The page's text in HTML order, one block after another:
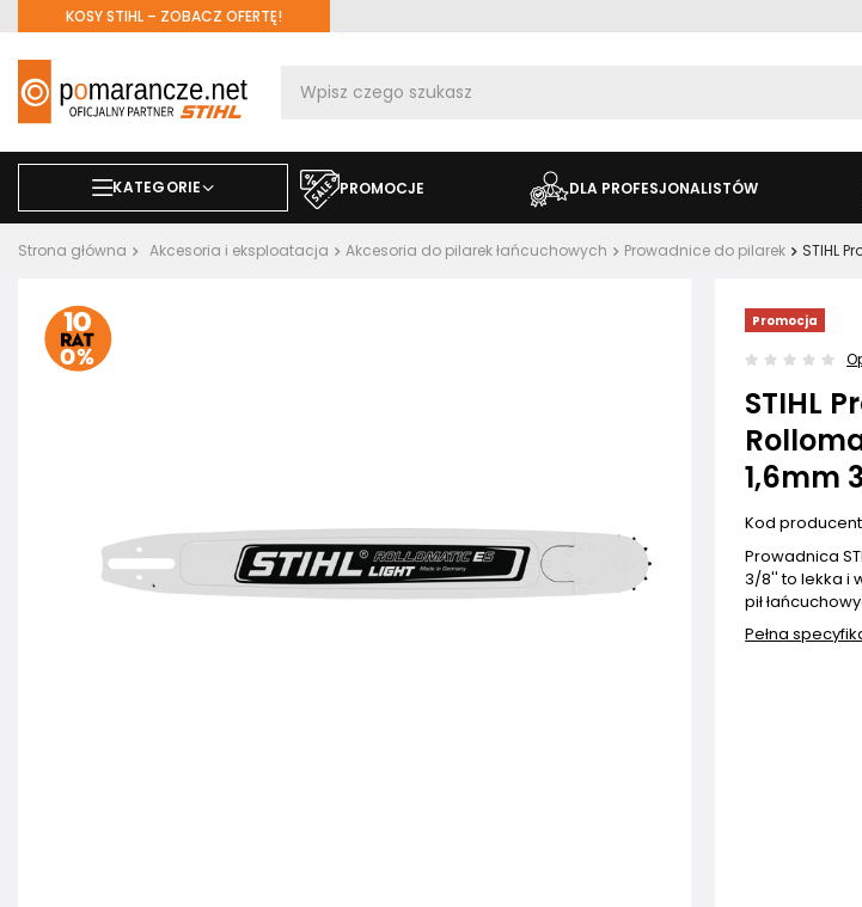
KOSY STIHL – ZOBACZ OFERTĘ!
KATEGORIE PROMOCJE DLA PROFESJONALISTÓW
Strona główna Akcesoria i eksploatacja Akcesoria do pilarek łańcuchowych Prowadnice do pilarek STIHL
Promocja
STIHL
1,6mm
Kod
Prowadnica
3/8'' to lekka i
pił
Pełna